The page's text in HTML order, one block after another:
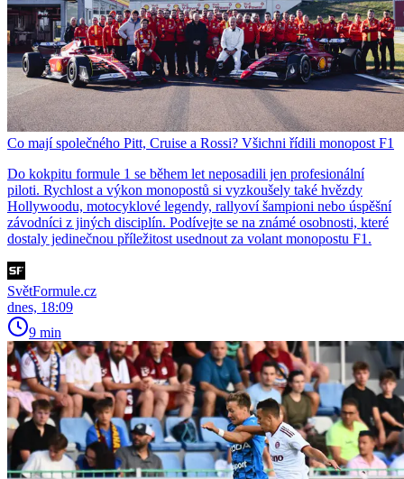
Co mají společného Pitt, Cruise a Rossi? Všichni řídili monopost F1
Do kokpitu formule 1 se během let neposadili jen profesionální
piloti. Rychlost a výkon monopostů si vyzkoušely také hvězdy
Hollywoodu, motocyklové legendy, rallyoví šampioni nebo úspěšní
závodníci z jiných disciplín. Podívejte se na známé osobnosti, které
dostaly jedinečnou příležitost usednout za volant monopostu F1.
SvětFormule.cz
dnes, 18:09
9 min